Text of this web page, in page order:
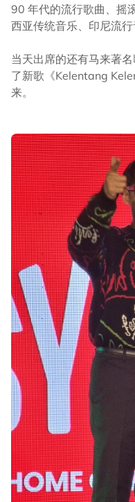
90 年代的流行歌曲、摇
西亚传统音乐、印尼流
当天出席的还有马来著
了新歌《Kelentang
来。